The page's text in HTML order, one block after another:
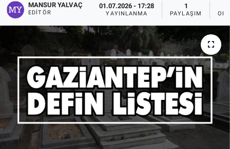
MANSUR YALVAÇ
EDITÖR
01.07.2026 - 17:28
YAYINLANMA
1
PAYLAŞIM